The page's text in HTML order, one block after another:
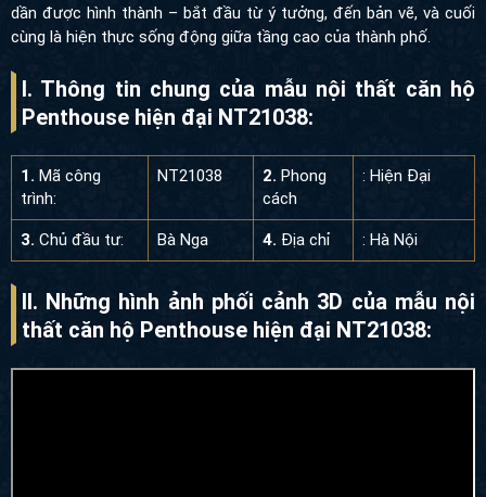
dần được hình thành – bắt đầu từ ý tưởng, đến bản vẽ, và cuối
cùng là hiện thực sống động giữa tầng cao của thành phố.
I. Thông tin chung của mẫu nội thất căn hộ
Penthouse hiện đại NT21038:
1. Mã công
trình:
NT21038 2. Phong
cách
: Hiện Đại
3. Chủ đầu tư: Bà Nga 4. Địa chỉ : Hà Nội
II. Những hình ảnh phối cảnh 3D của mẫu nội
thất căn hộ Penthouse hiện đại NT21038: